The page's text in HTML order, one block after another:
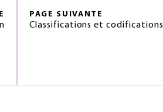
PAGE SUIVANTE
Classifications et codifications